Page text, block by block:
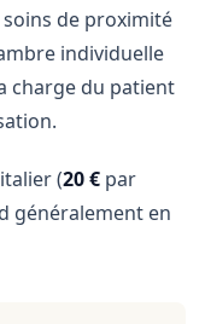
de proximité
individuelle
charge du patient
(20 € par
généralement en